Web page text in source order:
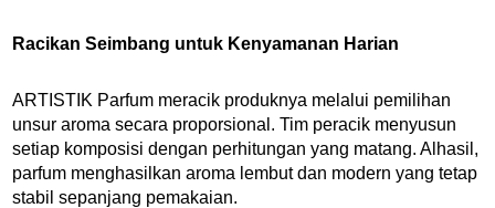
Racikan Seimbang untuk Kenyamanan Harian
ARTISTIK Parfum meracik produknya melalui pemilihan
unsur aroma secara proporsional. Tim peracik menyusun
setiap komposisi dengan perhitungan yang matang. Alhasil,
parfum menghasilkan aroma lembut dan modern yang tetap
stabil sepanjang pemakaian.